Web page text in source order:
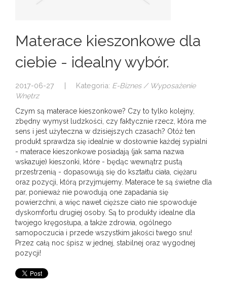
Materace kieszonkowe dla
ciebie - idealny wybór.
2017-06-27 | Kategoria: E-Biznes / Wyposażenie
Wnętrz
Czym są materace kieszonkowe? Czy to tylko kolejny,
zbędny wymysł ludzkości, czy faktycznie rzecz, która me
sens i jest użyteczna w dzisiejszych czasach? Otóż ten
produkt sprawdza się idealnie w dosłownie każdej sypialni
- materace kieszonkowe posiadają (jak sama nazwa
wskazuje) kieszonki, które - będąc wewnątrz pustą
przestrzenią - dopasowują się do kształtu ciała, ciężaru
oraz pozycji, którą przyjmujemy. Materace te są świetne dla
par, ponieważ nie powodują one zapadania się
powierzchni, a więc nawet cięższe ciało nie spowoduje
dyskomfortu drugiej osoby. Są to produkty idealne dla
twojego kręgosłupa, a także zdrowia, ogólnego
samopoczucia i przede wszystkim jakości twego snu!
Przez całą noc śpisz w jednej, stabilnej oraz wygodnej
pozycji!